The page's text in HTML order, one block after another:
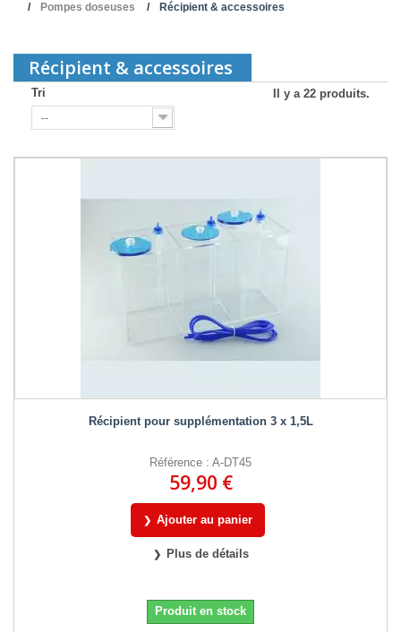
Pompes doseuses
Récipient & accessoires
Récipient & accessoires
Tri
--
Il y a 22 produits.
Récipient pour supplémentation 3 x 1,5L
Référence : A-DT45
59,90 €
Ajouter au panier
Plus de détails
Produit en stock